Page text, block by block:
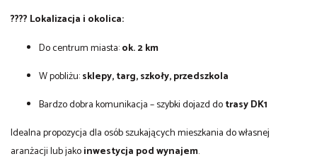
???? Lokalizacja i okolica:
Do centrum miasta:ok. 2 km
W pobliżu:sklepy, targ, szkoły, przedszkola
Bardzo dobra komunikacja – szybki dojazd dotrasy DK1
Idealna propozycja dla osób szukających mieszkania do własnej
aranżacji lub jakoinwestycja pod wynajem.